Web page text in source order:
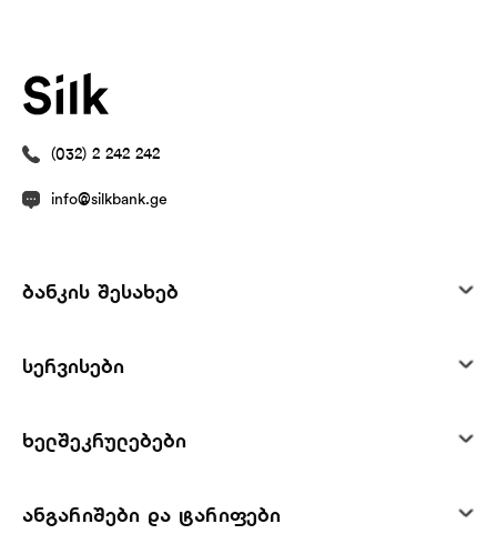
(032) 2 242 242
info@silkbank.ge
ბანკის შესახებ
სერვისები
ხელშეკრულებები
ანგარიშები და ტარიფები